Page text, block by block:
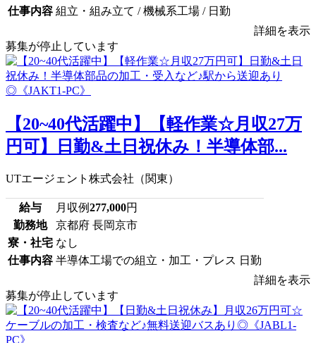
仕事内容 組立・組み立て / 機械系工場 / 日勤
詳細を表示
募集が停止しています
【20~40代活躍中】【軽作業☆月収27万
円可】日勤&土日祝休み！半導体部...
UTエージェント株式会社（関東）
給与 月収例277,000円
勤務地
京都府 長岡京市
寮・社宅 なし
仕事内容 半導体工場での組立・加工・プレス 日勤
詳細を表示
募集が停止しています